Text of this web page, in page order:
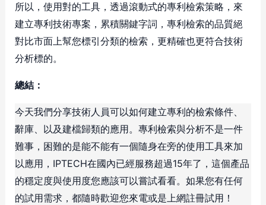
所以，使用對的工具，透過滾動式的專利檢索策略，來
建立專利技術專案，累積關鍵字詞，專利檢索的品質絕
對比市面上幫您標引分類的檢索，更精確也更符合技術
分析標的。
總結：
今天我們分享技術人員可以如何建立專利的檢索條件、
辭庫、以及建檔歸類的應用。專利檢索與分析不是一件
難事，困難的是能不能有一個隨身在旁的使用工具來加
以應用，IPTECH在國內已經服務超過15年了，這個產品
的穩定度與使用度您應該可以嘗試看看。如果您有任何
的試用需求，都隨時歡迎您來電或是上網註冊試用！